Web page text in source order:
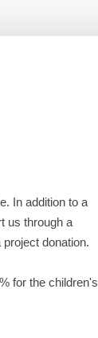
In addition to a
us through a
donation.
for the children's